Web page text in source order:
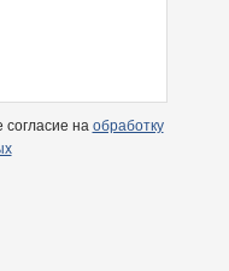
на обработку